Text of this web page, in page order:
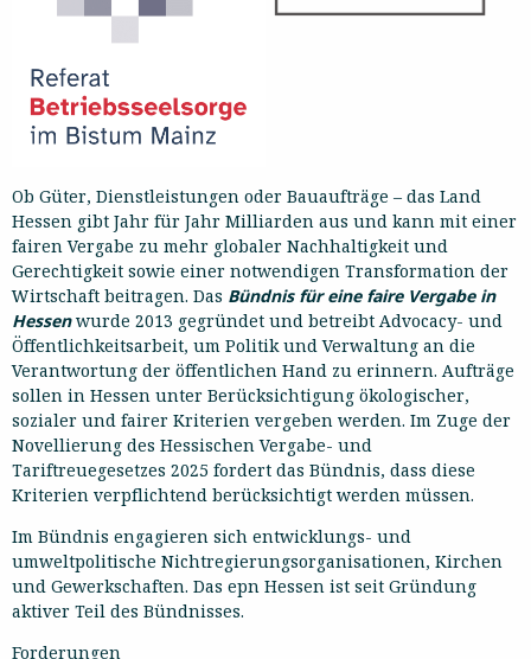
Ob Güter, Dienstleistungen oder Bauaufträge – das Land
Hessen gibt Jahr für Jahr Milliarden aus und kann mit einer
fairen Vergabe zu mehr globaler Nachhaltigkeit und
Gerechtigkeit sowie einer notwendigen Transformation der
Wirtschaft beitragen. Das Bündnis für eine faire Vergabe in
Hessenwurde 2013 gegründet und betreibt Advocacy- und
Öffentlichkeitsarbeit, um Politik und Verwaltung an die
Verantwortung der öffentlichen Hand zu erinnern. Aufträge
sollen in Hessen unter Berücksichtigung ökologischer,
sozialer und fairer Kriterien vergeben werden. Im Zuge der
Novellierung des Hessischen Vergabe- und
Tariftreuegesetzes 2025 fordert das Bündnis, dass diese
Kriterien verpflichtend berücksichtigt werden müssen.
Im Bündnis engagieren sich entwicklungs- und
umweltpolitische Nichtregierungsorganisationen, Kirchen
und Gewerkschaften. Das epn Hessen ist seit Gründung
aktiver Teil des Bündnisses.
Forderungen